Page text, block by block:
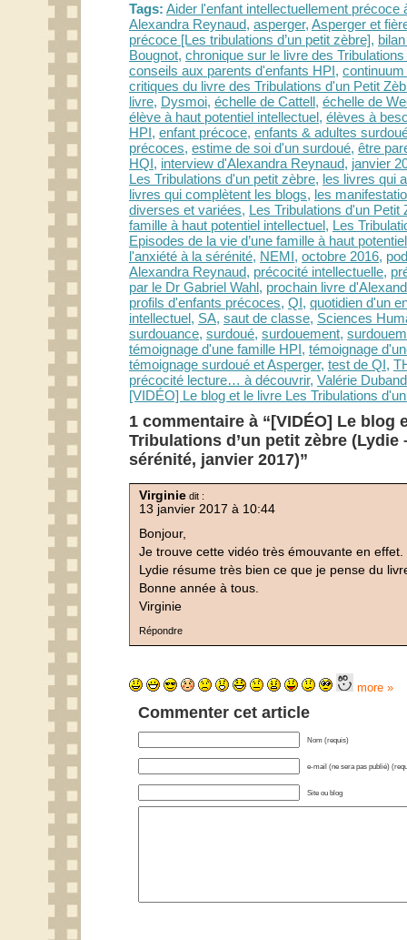
Tags: Aider l'enfant intellectuellement précoce
Alexandra Reynaud, asperger, Asperger et
précoce [Les tribulations d’un petit zèbre],
Bougnot, chronique sur le livre des
conseils aux parents d'enfants HPI,
critiques du livre des Tribulations d'un Petit
livre, Dysmoi, échelle de Cattell, échelle de
élève à haut potentiel intellectuel, élèves à
HPI, enfant précoce, enfants & adultes
précoces, estime de soi d'un surdoué, être
HQI, interview d'Alexandra Reynaud, janvier
Les Tribulations d'un petit zèbre, les livres qui
livres qui complètent les blogs, les
diverses et variées, Les Tribulations d'un
famille à haut potentiel intellectuel, Les
Episodes de la vie d’une famille à haut
l'anxiété à la sérénité, NEMI, octobre 2016,
Alexandra Reynaud, précocité intellectuelle,
par le Dr Gabriel Wahl, prochain livre
profils d'enfants précoces, QI, quotidien d'un
intellectuel, SA, saut de classe, Sciences
surdouance, surdoué, surdouement,
témoignage d'une famille HPI, témoignage
témoignage surdoué et Asperger, test de QI,
précocité lecture… à découvrir, Valérie Duband
[VIDÉO] Le blog et le livre Les Tribulations
1 commentaire à “[VIDÉO] Le blog
Tribulations d’un petit zèbre (Lydie
sérénité, janvier 2017)”
Virginie dit :
13 janvier 2017 à 10:44
Bonjour,
Je trouve cette vidéo très émouvante en effet.
Lydie résume très bien ce que je pense du
Bonne année à tous.
Virginie
Répondre
more »
Commenter cet article
Nom (requis)
e-mail (ne sera pas publié)
Site ou blog